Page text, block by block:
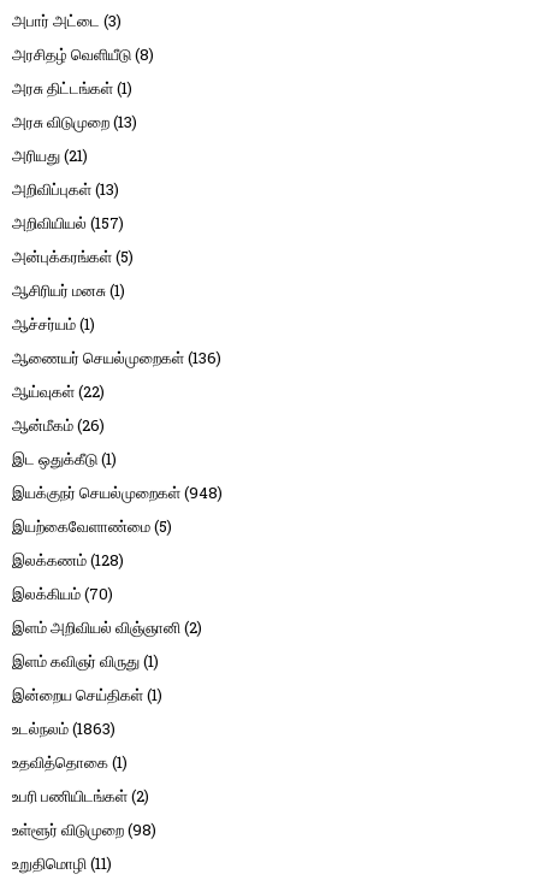
அபார் அட்டை (3)
அரசிதழ் வெளியீடு(8)
அரசு திட்டங்கள்(1)
அரசு விடுமுறை(13)
அரியது(21)
அறிவிப்புகள்(13)
அறிவியியல் (157)
அன்புக்கரங்கள்(5)
ஆசிரியர் மனசு(1)
ஆச்சர்யம்(1)
ஆணையர் செயல்முறைகள்(136)
ஆய்வுகள்(22)
ஆன்மீகம்(26)
இட ஒதுக்கீடு(1)
இயக்குநர் செயல்முறைகள்(948)
இயற்கைவேளாண்மை(5)
இலக்கணம்(128)
இலக்கியம்(70)
இளம் அறிவியல் விஞ்ஞானி(2)
இளம் கவிஞர் விருது(1)
இன்றைய செய்திகள்(1)
உடல்நலம்(1863)
உதவித்தொகை(1)
உபரி பணியிடங்கள்(2)
உள்ளூர் விடுமுறை(98)
உறுதிமொழி(11)